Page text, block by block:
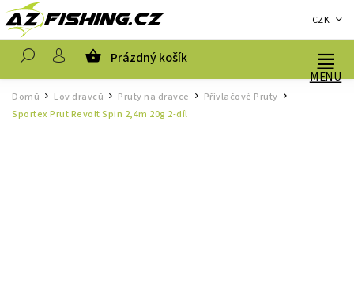
CZK
Prázdný košík
Domů / Lov dravců / Pruty na dravce Přívlačové Pruty
Sportex Prut Revolt Spin 2,4m 20g 2-díl